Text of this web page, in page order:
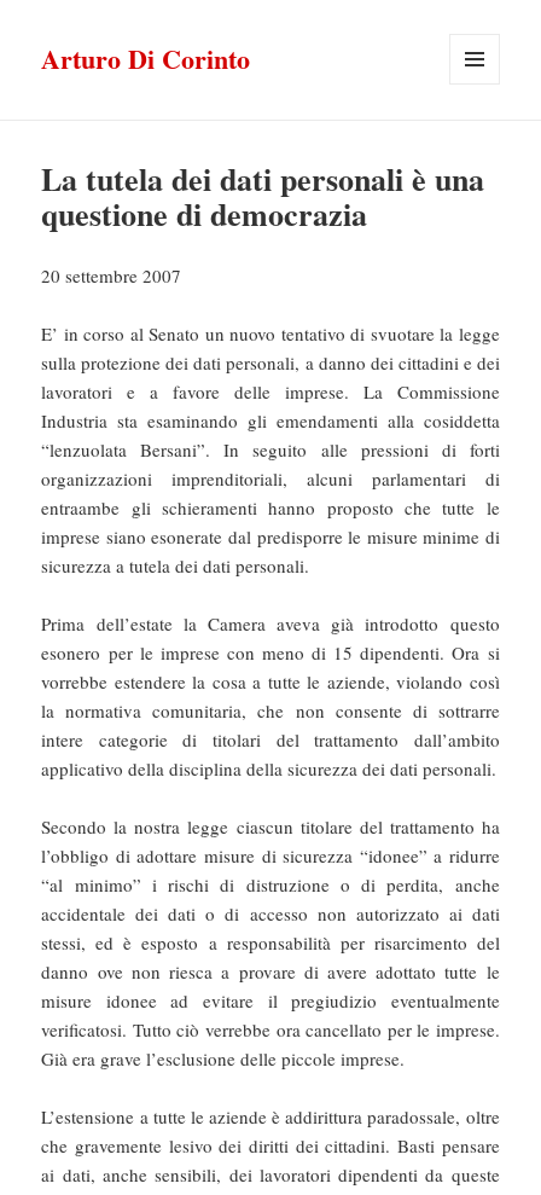
Arturo Di Corinto
La tutela dei dati personali è una
questione di democrazia
20 settembre 2007
E’ in corso al Senato un nuovo tentativo di svuotare la legge
sulla protezione dei dati personali, a danno dei cittadini e dei
lavoratori e a favore delle imprese. La Commissione
Industria sta esaminando gli emendamenti alla cosiddetta
“lenzuolata Bersani”. In seguito alle pressioni di forti
organizzazioni imprenditoriali, alcuni parlamentari di
entraambe gli schieramenti hanno proposto che tutte le
imprese siano esonerate dal predisporre le misure minime di
sicurezza a tutela dei dati personali.
Prima dell’estate la Camera aveva già introdotto questo
esonero per le imprese con meno di 15 dipendenti. Ora si
vorrebbe estendere la cosa a tutte le aziende, violando così
la normativa comunitaria, che non consente di sottrarre
intere categorie di titolari del trattamento dall’ambito
applicativo della disciplina della sicurezza dei dati personali.
Secondo la nostra legge ciascun titolare del trattamento ha
l’obbligo di adottare misure di sicurezza “idonee” a ridurre
“al minimo” i rischi di distruzione o di perdita, anche
accidentale dei dati o di accesso non autorizzato ai dati
stessi, ed è esposto a responsabilità per risarcimento del
danno ove non riesca a provare di avere adottato tutte le
misure idonee ad evitare il pregiudizio eventualmente
verificatosi. Tutto ciò verrebbe ora cancellato per le imprese.
Già era grave l’esclusione delle piccole imprese.
L’estensione a tutte le aziende è addirittura paradossale, oltre
che gravemente lesivo dei diritti dei cittadini. Basti pensare
ai dati, anche sensibili, dei lavoratori dipendenti da queste